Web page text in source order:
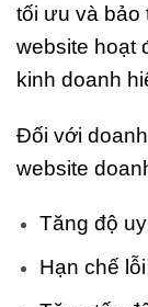
tối ưu và bảo
website hoạt
kinh doanh
Đối với
website
Tăng độ
Hạn chế